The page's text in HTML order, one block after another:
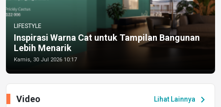
LIFESTYLE
Inspirasi Warna Cat untuk Tampilan Bangunan
Lebih Menarik
Kamis, 30 Jul 2026 10:17
Lihat Lainnya chevron_right
Video